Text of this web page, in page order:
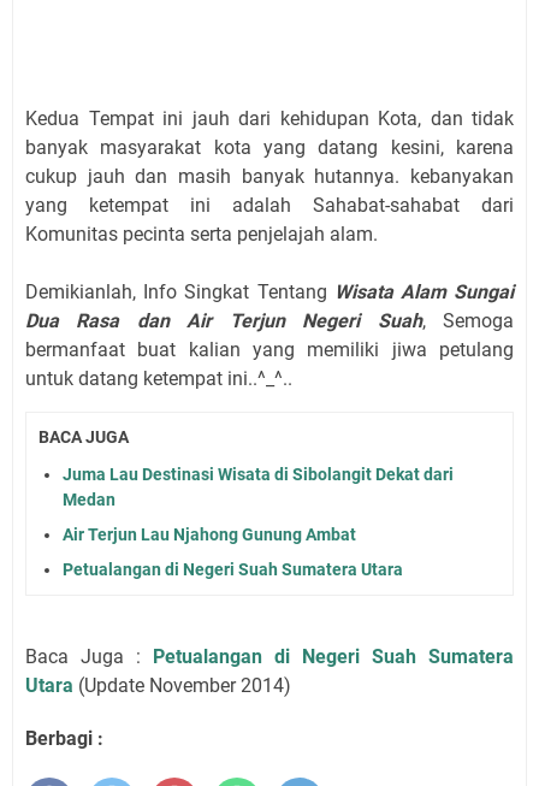
Kedua Tempat ini jauh dari kehidupan Kota, dan tidak
banyak masyarakat kota yang datang kesini, karena
cukup jauh dan masih banyak hutannya. kebanyakan
yang ketempat ini adalah Sahabat-sahabat dari
Komunitas pecinta serta penjelajah alam.
Demikianlah, Info Singkat Tentang Wisata Alam Sungai
Dua Rasa dan Air Terjun Negeri Suah, Semoga
bermanfaat buat kalian yang memiliki jiwa petulang
untuk datang ketempat ini..^_^..
BACA JUGA
Juma Lau Destinasi Wisata di Sibolangit Dekat dari
Medan
Air Terjun Lau Njahong Gunung Ambat
Petualangan di Negeri Suah Sumatera Utara
Baca Juga : Petualangan di Negeri Suah Sumatera
Utara (Update November 2014)
Berbagi :